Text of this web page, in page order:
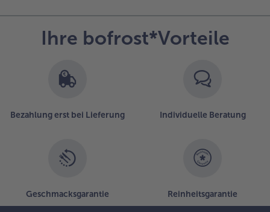
Ihre bofrost*Vorteile
Bezahlung erst bei Lieferung Individuelle Beratung
Geschmacksgarantie Reinheitsgarantie